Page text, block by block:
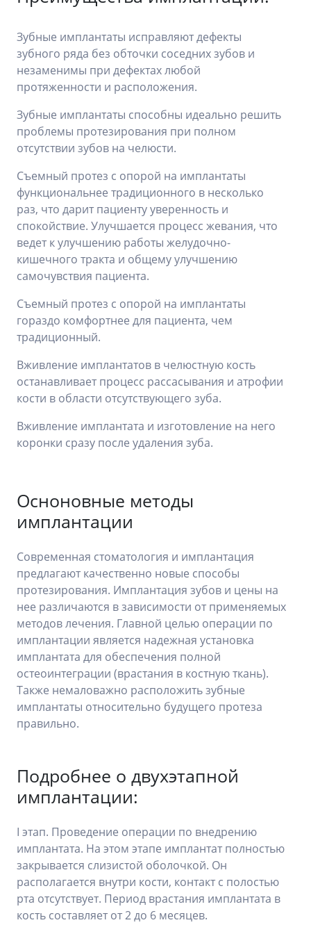
Зубные имплантаты исправляют дефекты
зубного ряда без обточки соседних зубов и
незаменимы при дефектах любой
протяженности и расположения.
Зубные имплантаты способны идеально решить
проблемы протезирования при полном
отсутствии зубов на челюсти.
Съемный протез с опорой на имплантаты
функциональнее традиционного в несколько
раз, что дарит пациенту уверенность и
спокойствие. Улучшается процесс жевания, что
ведет к улучшению работы желудочно-
кишечного тракта и общему улучшению
самочувствия пациента.
Съемный протез с опорой на имплантаты
гораздо комфортнее для пациента, чем
традиционный.
Вживление имплантатов в челюстную кость
останавливает процесс рассасывания и атрофии
кости в области отсутствующего зуба.
Вживление имплантата и изготовление на него
коронки сразу после удаления зуба.
Осноновные методы
имплантации
Современная стоматология и имплантация
предлагают качественно новые способы
протезирования. Имплантация зубов и цены на
нее различаются в зависимости от применяемых
методов лечения. Главной целью операции по
имплантации является надежная установка
имплантата для обеспечения полной
остеоинтеграции (врастания в костную ткань).
Также немаловажно расположить зубные
имплантаты относительно будущего протеза
правильно.
Подробнее о двухэтапной
имплантации:
I этап. Проведение операции по внедрению
имплантата. На этом этапе имплантат полностью
закрывается слизистой оболочкой. Он
располагается внутри кости, контакт с полостью
рта отсутствует. Период врастания имплантата в
кость составляет от 2 до 6 месяцев.